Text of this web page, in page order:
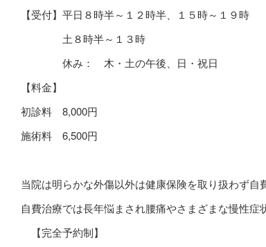
【受付】平日８時半～１２時半、１５時～１９時
土８時半～１３時
休み： 木・土の午後、日・祝日
【料金】
初診料 8,000円
施術料 6,500円
当院は明らかな外傷以外は健康保険を取り扱わず自
自費治療では長年悩まされ腰痛やさまざまな慢性症
【完全予約制】